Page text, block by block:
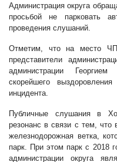
Администрация округа
просьбой не парковать
проведения слушаний.
Отметим, что на место
представители
администрации
скорейшего
инцидента.
Публичные слушания в
резонанс в связи с тем, что
железнодорожная ветка,
парк. При этом парк с 2018
администрации округа